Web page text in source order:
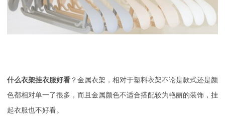
什么衣架挂衣服好看 ？金属衣架，相对于塑料衣架不论是款式还是颜
色都相对单一了很多，而且金属颜色不适合搭配较为艳丽的装饰，挂
起衣服也不好看。